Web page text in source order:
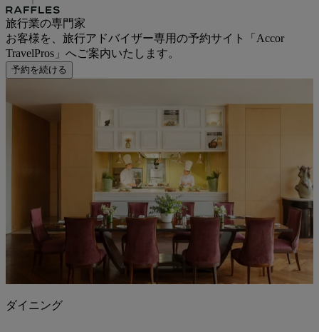
旅行業の専門家
お客様を、旅行アドバイザー専用の予約サイト「Accor
TravelPros」へご案内いたします。
予約を続ける
ダイニング